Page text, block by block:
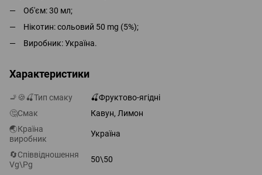
Об'єм: 30 мл;
Нікотин: сольовий 50 mg (5%);
Виробник: Україна.
Характеристики
🚬🍪🍒Тип смаку
🍒Фруктово-ягідні
🤔Смак
Кавун, Лимон
🌏Країна
виробник
Україна
🔄Співвідношення
Vg\Pg
50\50